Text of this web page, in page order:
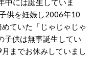
中には誕生していま
供を妊娠し2006年10
ていた「じゃじゃじゃ
子供は無事誕生してい
までお休みしていまし